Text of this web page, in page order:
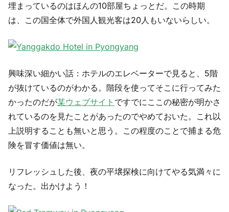
埋まっているのはほんの10部屋ちょっとだ。この時期
は、この国全体で外国人観光客は20人もいないらしい。
興味深い細かい話：ホテルのエレベーターで見ると、5階
が抜けているのがわかる。階段を使ってそこに行ってみた
かったのだが某ウェブサイト ですでにここの秘密が明かさ
れているのを見たことがあったのでやめておいた。これ以
上説明することも無いと思う。この程度のことで捕まる危
険を冒す価値は無い。
リフレッシュした後、夜の平壌探検に向けてやる気満々に
なった。出かけよう！